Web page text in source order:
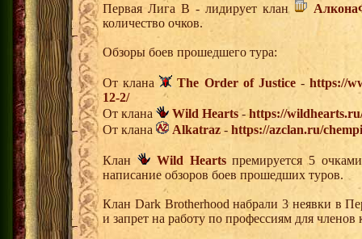
Первая Лига В - лидирует клан
количество очков.
Обзоры боев прошедшего тура:
От клана The Order of Justice- https://
12-2/
От клана
Wild Hearts-https://
От клана
Alkatraz - https://azclan.ru/
Клан Wild Heartsпремируется 5
написание обзоров боев прошедших туров.
Клан Dark Brotherhood набрали 3 неявки в
и запрет на работу по профессиям для членов